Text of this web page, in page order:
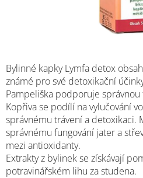
Bylinné kapky Lymfa detox
známé pro své detoxikační
Pampeliška podporuje
Kopřiva se podílí na vylučování
správnému trávení a detoxikaci.
správnému fungování jater a
mezi antioxidanty.
Extrakty z bylinek se získávají
potravinářském lihu za studena.